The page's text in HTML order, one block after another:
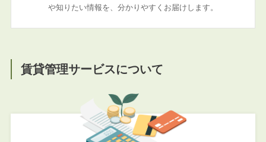
や知りたい情報を、分かりやすくお届けします。
賃貸管理サービスについて